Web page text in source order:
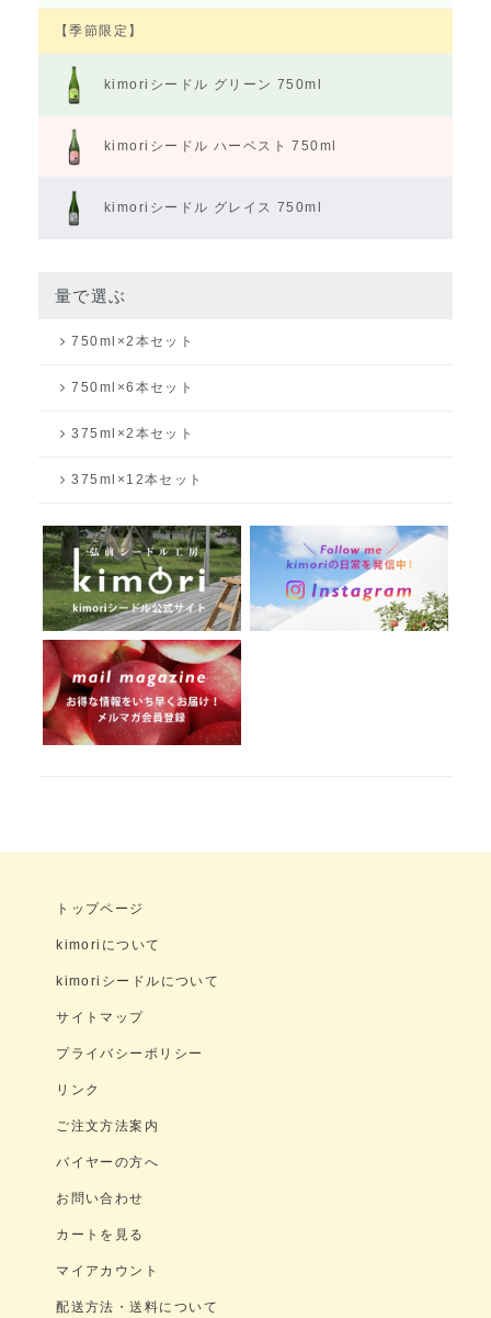
【季節限定】
kimoriシードル グリーン 750ml
kimoriシードル ハーベスト 750ml
kimoriシードル グレイス 750ml
量で選ぶ
750ml×2本セット
750ml×6本セット
375ml×2本セット
375ml×12本セット
トップページ
kimoriについて
kimoriシードルについて
サイトマップ
プライバシーポリシー
リンク
ご注文方法案内
バイヤーの方へ
お問い合わせ
カートを見る
マイアカウント
配送方法・送料について